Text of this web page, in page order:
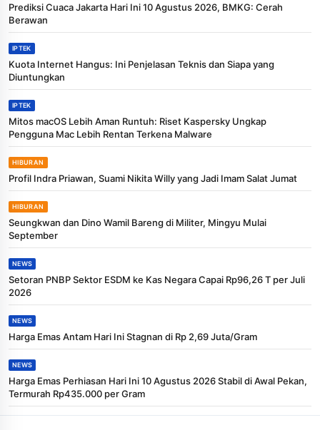
Prediksi Cuaca Jakarta Hari Ini 10 Agustus 2026, BMKG: Cerah
Berawan
IPTEK
Kuota Internet Hangus: Ini Penjelasan Teknis dan Siapa yang
Diuntungkan
IPTEK
Mitos macOS Lebih Aman Runtuh: Riset Kaspersky Ungkap
Pengguna Mac Lebih Rentan Terkena Malware
HIBURAN
Profil Indra Priawan, Suami Nikita Willy yang Jadi Imam Salat Jumat
HIBURAN
Seungkwan dan Dino Wamil Bareng di Militer, Mingyu Mulai
September
NEWS
Setoran PNBP Sektor ESDM ke Kas Negara Capai Rp96,26 T per Juli
2026
NEWS
Harga Emas Antam Hari Ini Stagnan di Rp 2,69 Juta/Gram
NEWS
Harga Emas Perhiasan Hari Ini 10 Agustus 2026 Stabil di Awal Pekan,
Termurah Rp435.000 per Gram